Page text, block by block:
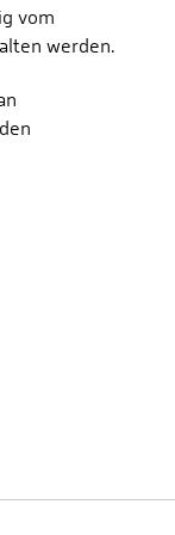
vom
werden.